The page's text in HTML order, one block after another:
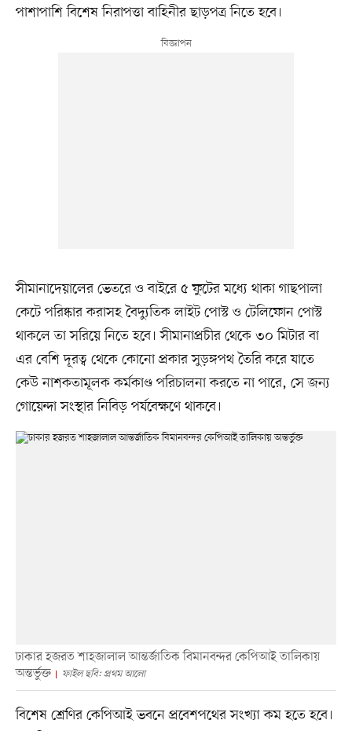
পাশাপাশি বিশেষ নিরাপত্তা বাহিনীর ছাড়পত্র নিতে হবে।
সীমানাদেয়ালের ভেতরে ও বাইরে ৫ ফুটের মধ্যে থাকা গাছপালা
কেটে পরিষ্কার করাসহ বৈদ্যুতিক লাইট পোস্ট ও টেলিফোন পোস্ট
থাকলে তা সরিয়ে নিতে হবে। সীমানাপ্রচীর থেকে ৩০ মিটার বা
এর বেশি দূরত্ব থেকে কোনো প্রকার সুড়ঙ্গপথ তৈরি করে যাতে
কেউ নাশকতামূলক কর্মকাণ্ড পরিচালনা করতে না পারে, সে জন্য
গোয়েন্দা সংস্থার নিবিড় পর্যবেক্ষণে থাকবে।
ঢাকার হজরত শাহজালাল আন্তর্জাতিক বিমানবন্দর কেপিআই তালিকায়
অন্তর্ভুক্ত
ফাইল ছবি: প্রথম আলো
বিশেষ শ্রেণির কেপিআই ভবনে প্রবেশপথের সংখ্যা কম হতে হবে।